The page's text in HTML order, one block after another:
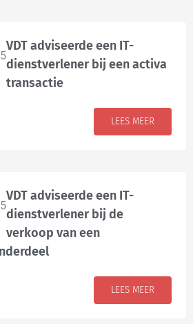
VDT adviseerde een IT-
dienstverlener bij een activa
transactie
LEES MEER
VDT adviseerde een IT-
dienstverlener bij de
verkoop van een
LEES MEER